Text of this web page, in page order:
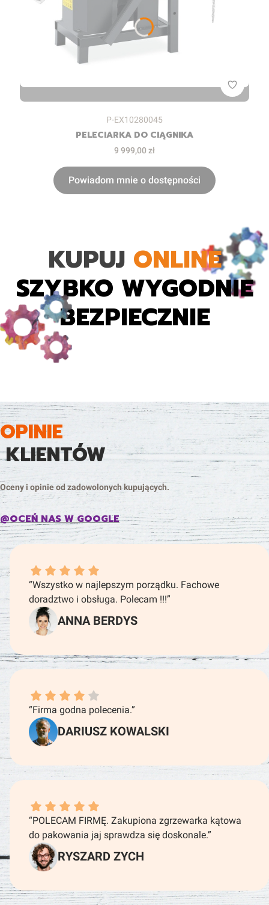
Kod produktu
P-EX10280045
PELECIARKA DO CIĄGNIKA
Cena
9 999,00 zł
Powiadom mnie o dostępności
KUPUJ ONLINE
SZYBKO WYGODNIE
BEZPIECZNIE
OPINIE
KLIENTÓW
Oceny i opinie od zadowolonych kupujących.
@OCEŃ NAS W GOOGLE
ANNA BERDYS dał ocenę: 5
“Wszystko w najlepszym porządku. Fachowe
doradztwo i obsługa. Polecam !!!”
ANNA BERDYS
DARIUSZ KOWALSKI dał ocenę: 4
“Firma godna polecenia.”
DARIUSZ KOWALSKI
RYSZARD ZYCH dał ocenę: 5
“POLECAM FIRMĘ. Zakupiona zgrzewarka kątowa
do pakowania jaj sprawdza się doskonale.”
RYSZARD ZYCH